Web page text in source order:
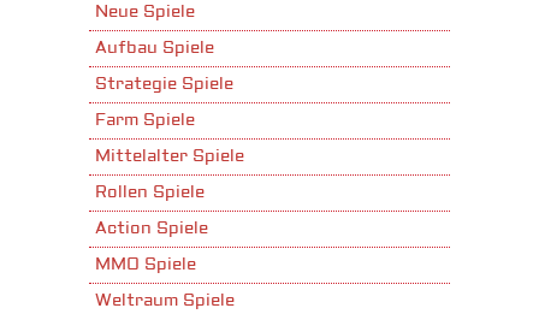
Neue Spiele
Aufbau Spiele
Strategie Spiele
Farm Spiele
Mittelalter Spiele
Rollen Spiele
Action Spiele
MMO Spiele
Weltraum Spiele